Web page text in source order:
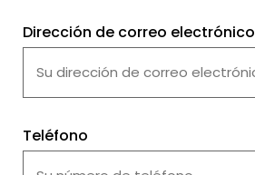
Dirección de correo electrónico
Teléfono